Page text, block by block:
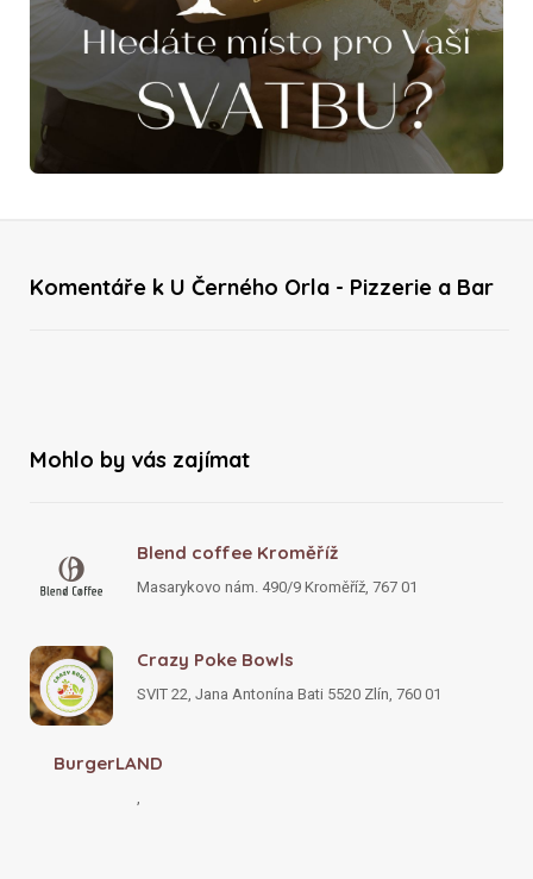
Komentáře k U Černého Orla - Pizzerie a Bar
Mohlo by vás zajímat
Blend coffee Kroměříž
Masarykovo nám. 490/9 Kroměříž, 767 01
Crazy Poke Bowls
SVIT 22, Jana Antonína Bati 5520 Zlín, 760 01
BurgerLAND
,